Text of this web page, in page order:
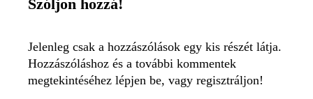
Szóljon hozzá!
Jelenleg csak a hozzászólások egy kis részét látja.
Hozzászóláshoz és a további kommentek
megtekintéséhez lépjen be, vagy regisztráljon!